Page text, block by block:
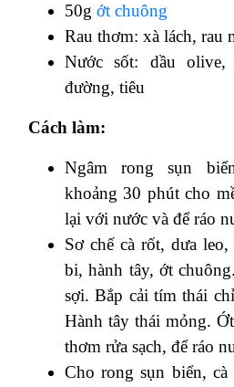
50g ớt chuông
Rau thơm: xà lách, rau
Nước sốt: dầu olive,
đường, tiêu
Cách làm:
Ngâm rong sụn
khoảng 30 phút cho
lại với nước và để ráo
Sơ chế cà rốt, dưa
bi, hành tây, ớt
sợi. Bắp cải tím thái
Hành tây thái mỏng.
thơm rửa sạch, để ráo
Cho rong sụn biển,